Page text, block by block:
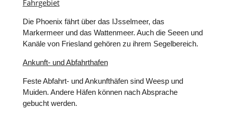
Fahrgebiet
Die Phoenix fährt über das IJsselmeer, das
Markermeer und das Wattenmeer. Auch die Seeen und
Kanäle von Friesland gehören zu ihrem Segelbereich.
Ankunft- und Abfahrthafen
Feste Abfahrt- und Ankunfthäfen sind Weesp und
Muiden. Andere Häfen können nach Absprache
gebucht werden.